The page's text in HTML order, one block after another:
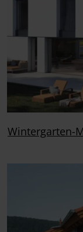
Wintergarten-